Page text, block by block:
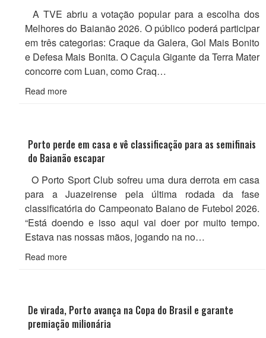
A TVE abriu a votação popular para a escolha dos
Melhores do Baianão 2026. O público poderá participar
em três categorias: Craque da Galera, Gol Mais Bonito
e Defesa Mais Bonita. O Caçula Gigante da Terra Mater
concorre com Luan, como Craq…
Read more
Porto perde em casa e vê classificação para as semifinais
do Baianão escapar
O Porto Sport Club sofreu uma dura derrota em casa
para a Juazeirense pela última rodada da fase
classificatória do Campeonato Baiano de Futebol 2026.
“Está doendo e isso aqui vai doer por muito tempo.
Estava nas nossas mãos, jogando na no…
Read more
De virada, Porto avança na Copa do Brasil e garante
premiação milionária